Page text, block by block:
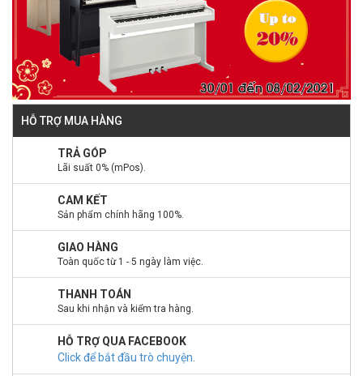
HỖ TRỢ MUA HÀNG
TRẢ GÓP
Lãi suất 0% (mPos).
CAM KẾT
Sản phẩm chính hãng 100%.
GIAO HÀNG
Toàn quốc từ 1 - 5 ngày làm việc.
THANH TOÁN
Sau khi nhận và kiểm tra hàng.
HỖ TRỢ QUA FACEBOOK
Click để bắt đầu trò chuyện.